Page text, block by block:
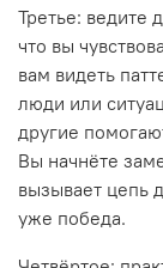
Третье: ведите
что вы
вам видеть
люди или
другие
Вы начнёте
вызывает цепь
уже победа.